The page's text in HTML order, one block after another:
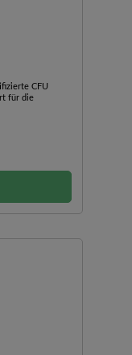
CFU
für die